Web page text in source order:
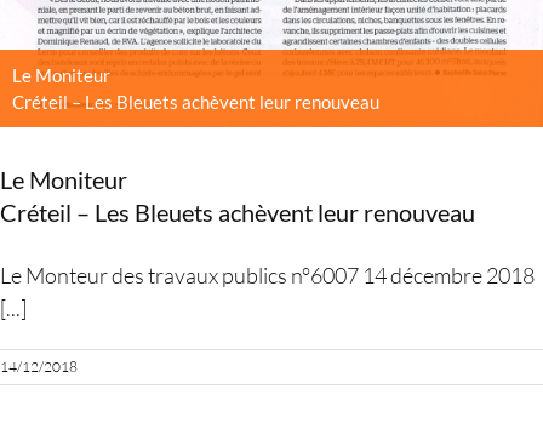
Le Moniteur
Créteil – Les Bleuets achèvent leur renouveau
Le Moniteur
Créteil – Les Bleuets achèvent leur renouveau
Le Monteur des travaux publics n°6007 14 décembre 2018
[...]
14/12/2018